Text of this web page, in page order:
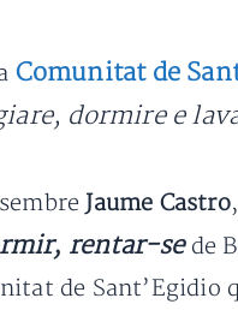
Comunitat de
dormire e
Jaume Castro
rentar-sede
de